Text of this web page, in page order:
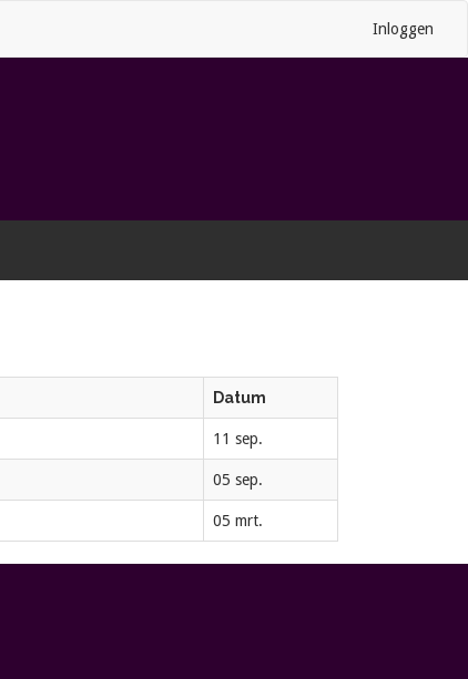
Inloggen
Datum
11 sep.
05 sep.
05 mrt.